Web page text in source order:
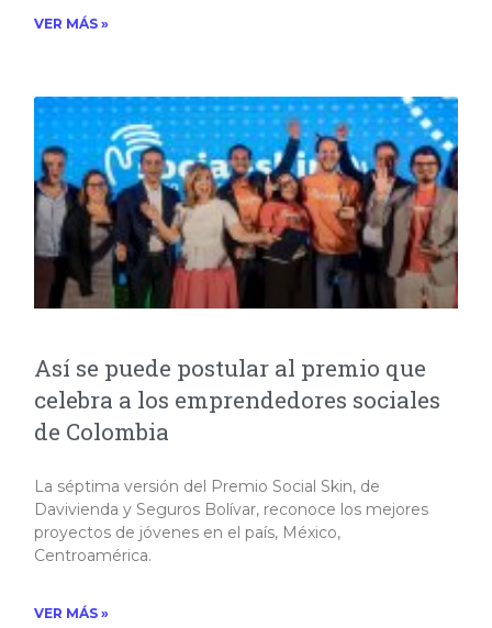
VER MÁS »
Así se puede postular al premio que
celebra a los emprendedores sociales
de Colombia
La séptima versión del Premio Social Skin, de
Davivienda y Seguros Bolívar, reconoce los mejores
proyectos de jóvenes en el país, México,
Centroamérica.
VER MÁS »